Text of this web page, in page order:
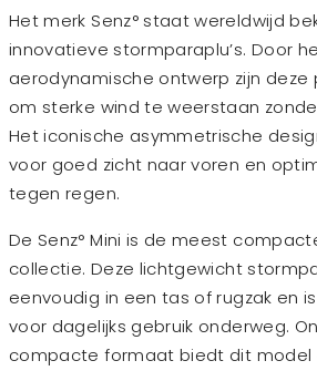
Het merk Senz° staat wereldwijd
innovatieve stormparaplu’s. Door
aerodynamische ontwerp zijn deze
om sterke wind te weerstaan
Het iconische asymmetrische
voor goed zicht naar voren en
tegen regen.
De Senz° Mini is de meest
collectie. Deze lichtgewicht
eenvoudig in een tas of rugzak en
voor dagelijks gebruik onderweg.
compacte formaat biedt dit model